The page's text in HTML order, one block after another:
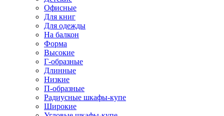
Офисные
Для книг
Для одежды
На балкон
Форма
Высокие
Г-образные
Длинные
Низкие
П-образные
Радиусные шкафы-купе
Широкие